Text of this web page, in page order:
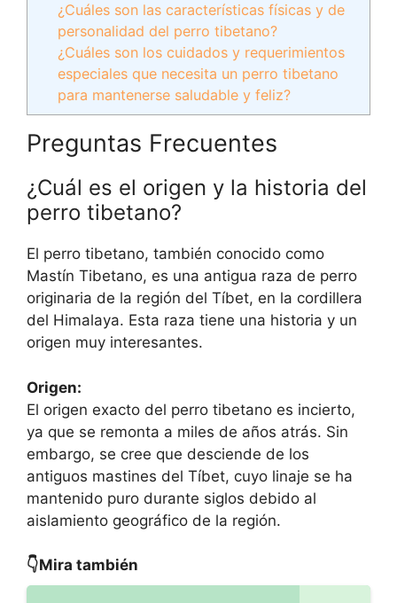
¿Cuáles son las características físicas y de
personalidad del perro tibetano?
¿Cuáles son los cuidados y requerimientos
especiales que necesita un perro tibetano
para mantenerse saludable y feliz?
Preguntas Frecuentes
¿Cuál es el origen y la historia del
perro tibetano?
El perro tibetano, también conocido como
Mastín Tibetano, es una antigua raza de perro
originaria de la región del Tíbet, en la cordillera
del Himalaya. Esta raza tiene una historia y un
origen muy interesantes.
Origen:
El origen exacto del perro tibetano es incierto,
ya que se remonta a miles de años atrás. Sin
embargo, se cree que desciende de los
antiguos mastines del Tíbet, cuyo linaje se ha
mantenido puro durante siglos debido al
aislamiento geográfico de la región.
👇Mira también